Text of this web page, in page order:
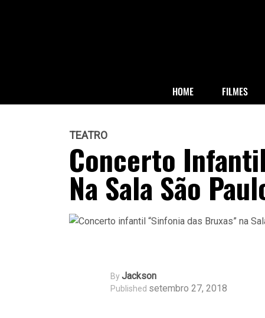
HOME FILMES
TEATRO
Concerto
Na Sala São
ByJackson
Published setembro 27, 2018